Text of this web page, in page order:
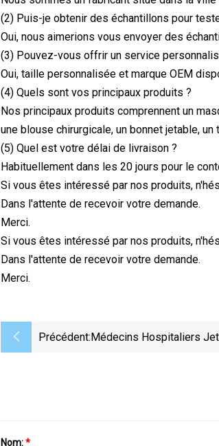
(2) Puis-je obtenir des échantillons pour
Oui, nous aimerions vous envoyer des
(3) Pouvez-vous offrir un service
Oui, taille personnalisée et marque OEM
(4) Quels sont vos principaux produits ?
Nos principaux produits comprennent un
une blouse chirurgicale, un bonnet jetable,
(5) Quel est votre délai de livraison ?
Habituellement dans les 20 jours pour le
Si vous êtes intéressé par nos produits,
Dans l'attente de recevoir votre demande.
Merci.
Si vous êtes intéressé par nos produits,
Dans l'attente de recevoir votre demande.
Merci.
Précédent:Médecins Hospitaliers
Nom:*